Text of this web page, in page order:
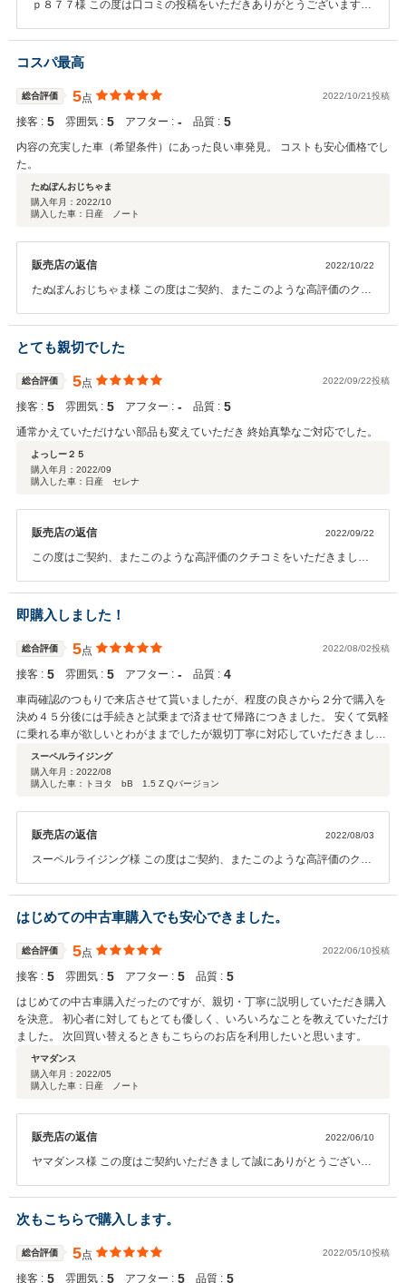
ｐ８７７様 この度は口コミの投稿をいただきありがとうございます。
連絡ください！今後とも宜しくお願い致します。
コスパ最高
総合評価 5点 2022/10/21投稿
接客 : 5 雰囲気 : 5 アフター : ‐ 品質 : 5
内容の充実した車（希望条件）にあった良い車発見。 コストも安心価格でし
た。
たぬぽんおじちゃま
購入年月： 2022/10
購入した車：日産 ノート
販売店の返信 2022/10/22
たぬぽんおじちゃま様 この度はご契約、またこのような高評価のクチ
ンスや、次回お車をお買い求めになる際もぜひお手伝いさせて頂けれ
ば幸いです。今後とも宜しくお願い致します。
とても親切でした
総合評価 5点 2022/09/22投稿
接客 : 5 雰囲気 : 5 アフター : ‐ 品質 : 5
通常かえていただけない部品も変えていただき 終始真摯なご対応でした。
よっしー２５
購入年月： 2022/09
購入した車：日産 セレナ
販売店の返信 2022/09/22
この度はご契約、またこのような高評価のクチコミをいただきまして
をお買い求めになる際もぜひお手伝いさせて頂ければ幸いです。何卒
宜しくお願い致します。
即購入しました！
総合評価 5点 2022/08/02投稿
接客 : 5 雰囲気 : 5 アフター : ‐ 品質 : 4
車両確認のつもりで来店させて貰いましたが、程度の良さから２分で購入を
決め４５分後には手続きと試乗まで済ませて帰路につきました。 安くて気軽
に乗れる車が欲しいとわがままでしたが親切丁寧に対応していただきまし
た。 納車も１週間で迅速、整備もきちんとしていただいたので安心して乗れ
ます、次回の乗り換えはこちらのお店にお世話になろうと考えています。
スーペルライジング
購入年月： 2022/08
購入した車：トヨタ bB 1.5 Z Qバージョン
販売店の返信 2022/08/03
スーペルライジング様 この度はご契約、またこのような高評価のクチ
調子はいかがでしょうか？ 今後のメンテナンスや、次回お車をお買い
求めになる際もぜひお手伝いさせて頂ければ幸いです。何卒宜しくお
願い致します。
はじめての中古車購入でも安心できました。
総合評価 5点 2022/06/10投稿
接客 : 5 雰囲気 : 5 アフター : 5 品質 : 5
はじめての中古車購入だったのですが、親切・丁寧に説明していただき購入
を決意。 初心者に対してもとても優しく、いろいろなことを教えていただけ
ました。 次回買い替えるときもこちらのお店を利用したいと思います。
ヤマダンス
購入年月： 2022/05
購入した車：日産 ノート
販売店の返信 2022/06/10
ヤマダンス様 この度はご契約いただきまして誠にありがとうございま
感謝しております。何かお困りの際はぜひお気軽にお立ち寄りくださ
い。 今後とも宜しくお願い致します。
次もこちらで購入します。
総合評価 5点 2022/05/10投稿
接客 : 5 雰囲気 : 5 アフター : 5 品質 : 5